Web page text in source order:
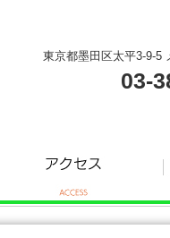
東京都墨田区太平3-9-5
03-